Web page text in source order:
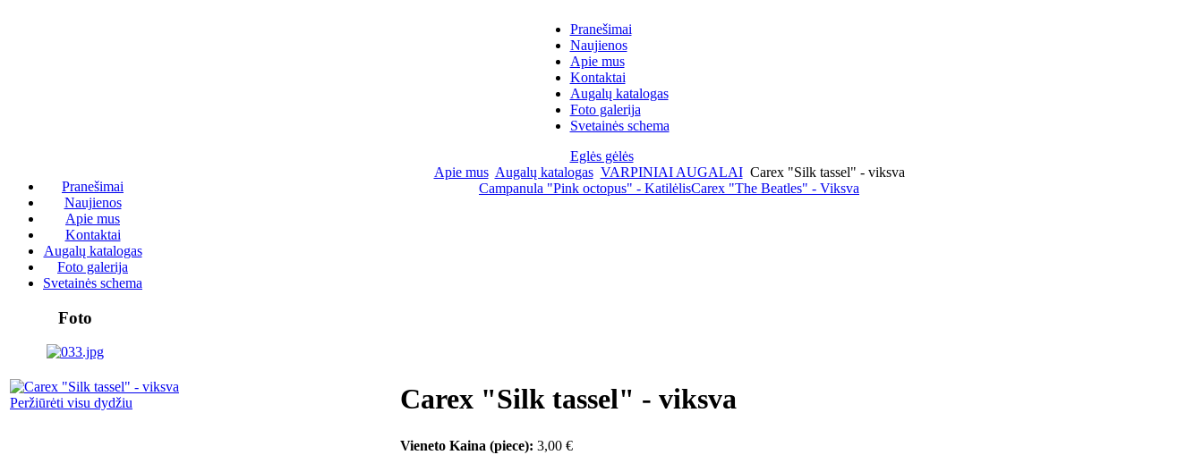
Pranešimai
Naujienos
Apie mus
Kontaktai
Augalų katalogas
Foto galerija
Svetainės schema
Eglės gėlės
Pranešimai
Naujienos
Apie mus
Kontaktai
Augalų katalogas
Foto galerija
Svetainės schema
Foto
Apie mus Augalų katalogas VARPINIAI AUGALAI Carex "Silk tassel" - viksva
Campanula "Pink octopus" - KatilėlisCarex "The Beatles" - Viksva
Peržiūrėti visu dydžiu Carex "Silk tassel" - viksva
Vieneto Kaina (piece): 3,00 €